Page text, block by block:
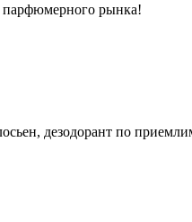
парфюмерного рынка!